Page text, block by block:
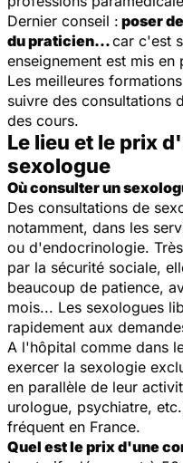
Dernier conseil : poser
du praticien…car c'est
enseignement est mis
Les meilleures
suivre des consultations
des cours.
Le lieu et le prix
sexologue
Où consulter un
Des consultations de
notamment, dans les
ou d'endocrinologie.
par la sécurité sociale,
beaucoup de patience,
mois... Les sexologues
rapidement aux
A l'hôpital comme dans
exercer la sexologie
en parallèle de leur
urologue, psychiatre,
fréquent en France.
Quel est le prix d'une